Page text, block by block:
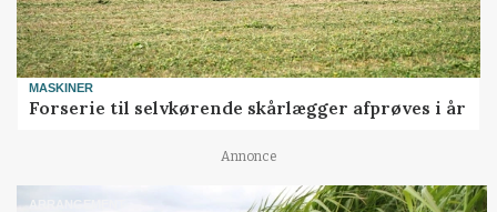
MASKINER
Forserie til selvkørende skårlægger afprøves i år
Annonce
ARRANGEMENT